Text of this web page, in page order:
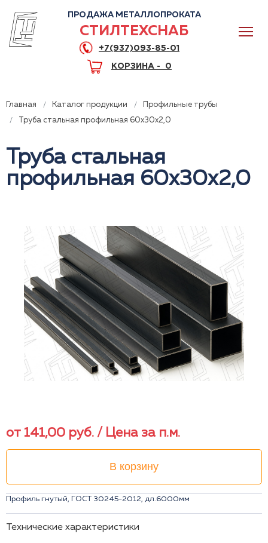
ПРОДАЖА МЕТАЛЛОПРОКАТА
СТИЛТЕХСНАБ
+7(937)093-85-01
КОРЗИНА - 0
Главная Каталог продукции
Профильные трубы
Труба стальная профильная 60x30x2,0
Труба стальная
профильная 60x30x2,0
от 141,00 руб. / Цена за п.м.
В корзину
Профиль гнутый, ГОСТ 30245-2012, дл.6000мм
Технические характеристики